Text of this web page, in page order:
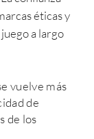
éticas y
a largo
vuelve más
de
de los